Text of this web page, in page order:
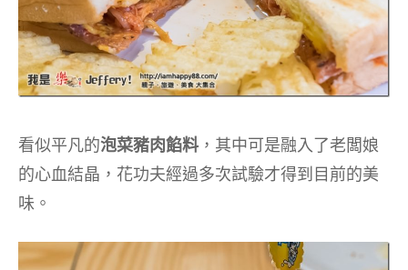
看似平凡的泡菜豬肉餡料 ，其中可是融入了老闆娘
的心血結晶，花功夫經過多次試驗才得到目前的美
味。